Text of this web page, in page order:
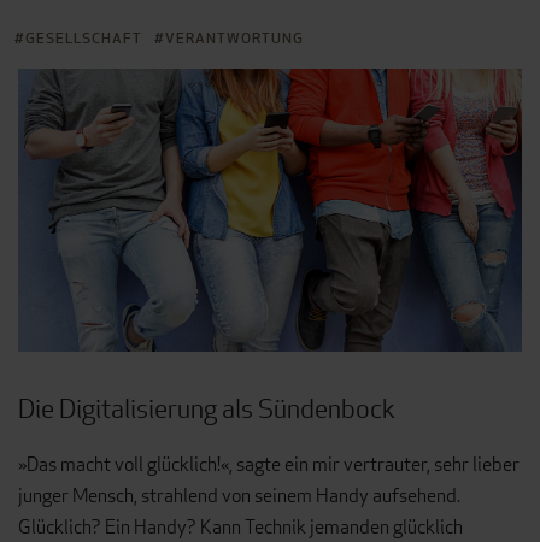
GESELLSCHAFT VERANTWORTUNG
Die Digitalisierung als Sündenbock
»Das macht voll glücklich!«, sagte ein mir vertrauter, sehr lieber
junger Mensch, strahlend von seinem Handy aufsehend.
Glücklich? Ein Handy? Kann Technik jemanden glücklich